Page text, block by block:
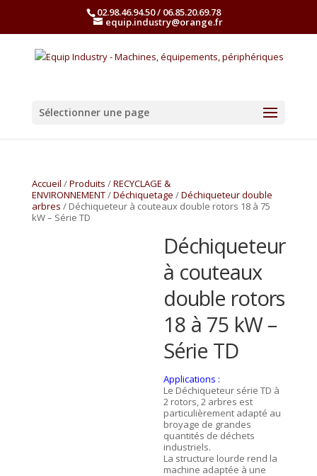
02.98.46.94.50 / 06.85.20.69.78
equip.industry@orange.fr
Sélectionner une page
Accueil /Produits /RECYCLAGE &
ENVIRONNEMENT/Déchiquetage /Déchiqueteur double
arbres / Déchiqueteur à couteaux double rotors 18 à 75
kW – Série TD
Déchiqueteur
à couteaux
double rotors
18 à 75 kW –
Série TD
Applications :
Le Déchiqueteur série TD à
2 rotors, 2 arbres est
particulièrement adapté au
broyage de grandes
quantités de déchets
industriels.
La structure lourde rend la
machine adaptée à une